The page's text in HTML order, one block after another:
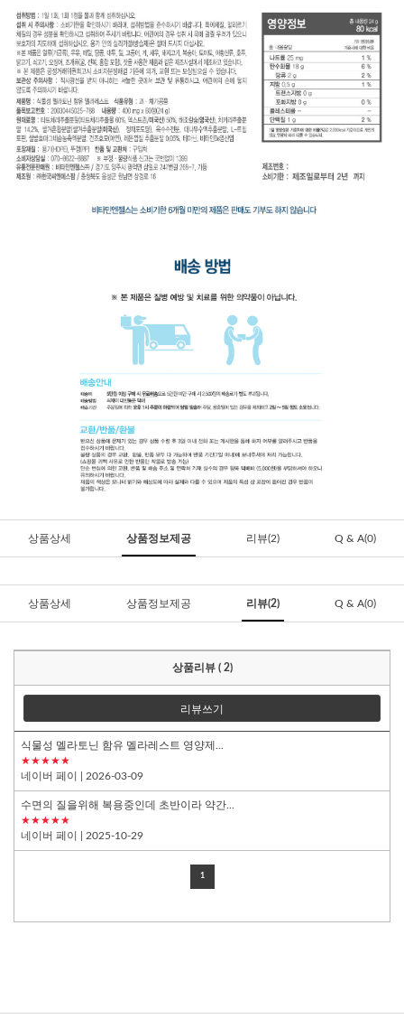
상품상세 상품정보제공 리뷰(2) Q & A(0)
상품상세 상품정보제공 리뷰(2) Q & A(0)
상품리뷰 ( 2)
리뷰쓰기
식물성 멜라토닌 함유 멜라레스트 영양제...
★★★★★
네이버 페이 | 2026-03-09
수면의 질을위해 복용중인데 초반이라 약간...
★★★★★
네이버 페이 | 2025-10-29
1